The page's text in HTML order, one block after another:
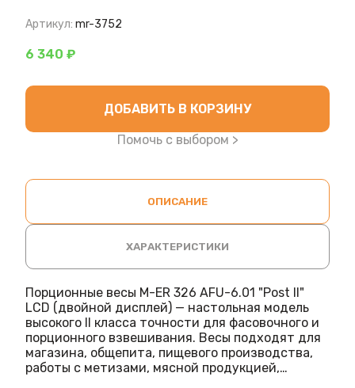
Артикул: mr-3752
6 340 ₽
ДОБАВИТЬ В КОРЗИНУ
Помочь с выбором >
ОПИСАНИЕ
ХАРАКТЕРИСТИКИ
Порционные весы M-ER 326 AFU-6.01 "Post II"
LCD (двойной дисплей) — настольная модель
высокого II класса точности для фасовочного и
порционного взвешивания. Весы подходят для
магазина, общепита, пищевого производства,
работы с метизами, мясной продукцией,